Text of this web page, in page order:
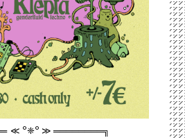
≪ °❈° ≫ ════════╗